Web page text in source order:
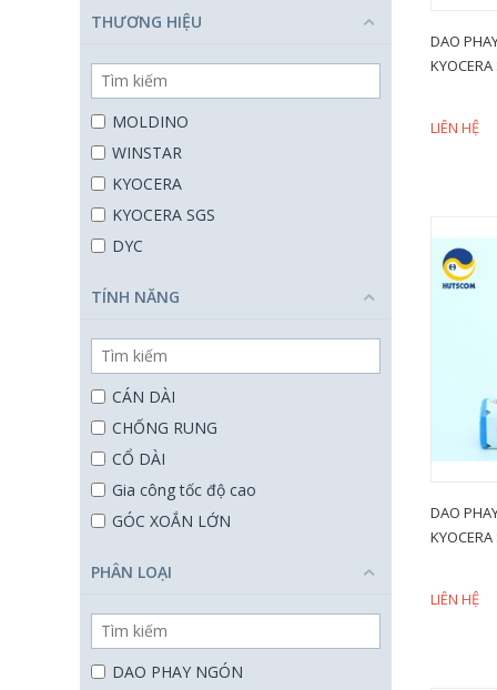
NHÔM
Thép cứng lên đến 65 HRC
Thép cứng lên đến 70 HRC
hợp kim
thép, inox, gang
Vật liệu 20-45 HRC
THƯƠNG HIỆU
MOLDINO
WINSTAR
KYOCERA
KYOCERA SGS
DYC
TÍNH NĂNG
CÁN DÀI
CHỐNG RUNG
CỔ DÀI
Gia công tốc độ cao
GÓC XOẮN LỚN
Hoàn thiện bề mặt tốt
LƯỠI CẮT DÀI
LƯỠI CÔN
PHÁ THÔ
PHÂN LOẠI
DAO PHAY NGÓN
DAO
LIÊN HỆ
DAO
LIÊN HỆ